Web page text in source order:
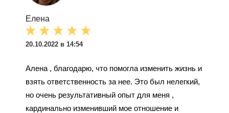
Елена
20.10.2022 в 14:54
Алена , благодарю, что помогла изменить жизнь и
взять ответственность за нее. Это был нелегкий,
но очень результативный опыт для меня ,
кардинально изменивший мое отношение и